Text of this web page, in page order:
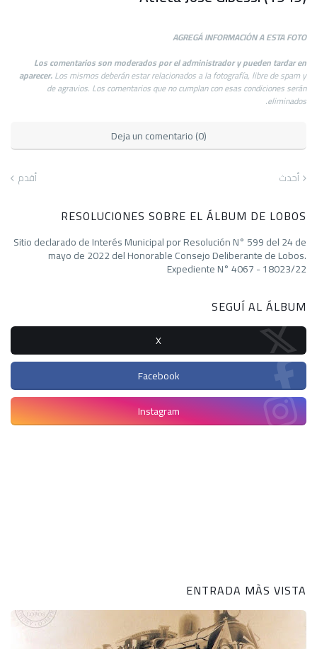
AGREGÁ INFORMACIÓN A ESTA FOTO
Los comentarios son moderados por el administrador y pueden tardar en
aparecer.Los mismos deberán estar relacionados a la fotografía, libre de spam y
de agravios. Los comentarios que no cumplan con esas condiciones serán
eliminados.
Deja un comentario (0)
أحدث أقدم
RESOLUCIONES SOBRE EL ÁLBUM DE LOBOS
Sitio declarado de Interés Municipal por Resolución N° 599 del 24 de
mayo de 2022 del Honorable Consejo Deliberante de Lobos.
Expediente N° 4067 - 18023/22
SEGUÍ AL ÁLBUM
X
Facebook
Instagram
ENTRADA MÀS VISTA